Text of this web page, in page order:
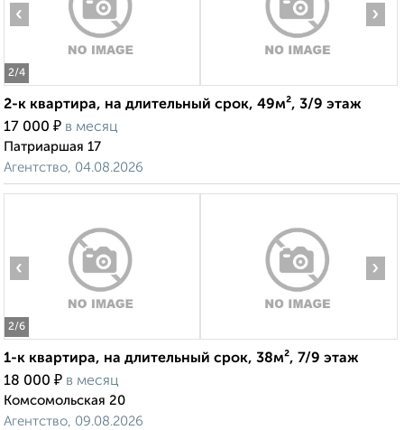
2/4
‹ ›
2-к квартира, на длительный срок, 49м², 3/9 этаж
17 000 ₽ в месяц
Патриаршая 17
Агентство, 04.08.2026
2/6
‹ ›
1-к квартира, на длительный срок, 38м², 7/9 этаж
18 000 ₽ в месяц
Комсомольская 20
Агентство, 09.08.2026